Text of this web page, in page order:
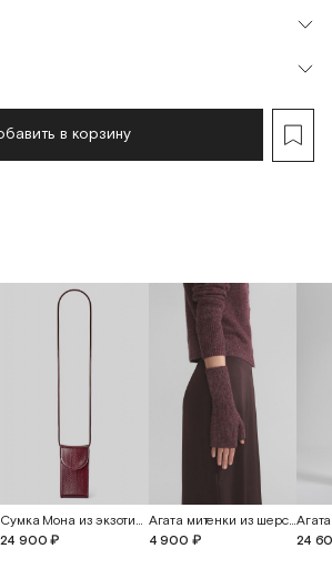
24/3
XS
в корзину
Сумка Мона из экзотической кожи питона
24 900 ₽
Агата митенки из шерсти альпаки
4 900 ₽
24